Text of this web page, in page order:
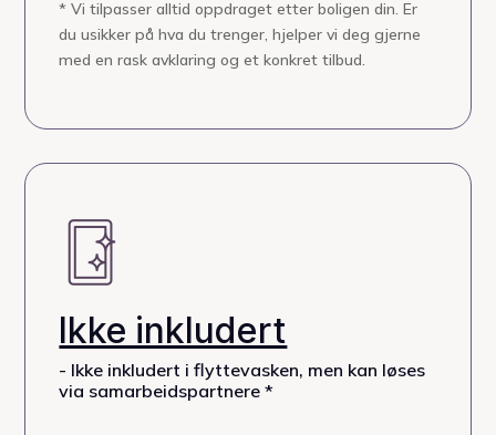
* Vi tilpasser alltid oppdraget etter boligen din. Er
du usikker på hva du trenger, hjelper vi deg gjerne
med en rask avklaring og et konkret tilbud.
Ikke inkludert
- Ikke inkludert i flyttevasken, men kan løses
via samarbeidspartnere *